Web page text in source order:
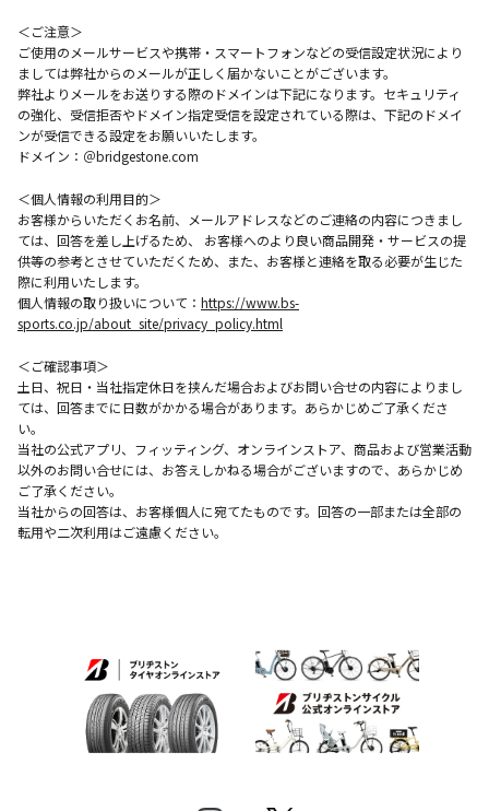
＜ご注意＞
ご使用のメールサービスや携帯・スマートフォンなどの受信設定状況により
ましては弊社からのメールが正しく届かないことがございます。
弊社よりメールをお送りする際のドメインは下記になります。セキュリティ
の強化、受信拒否やドメイン指定受信を設定されている際は、下記のドメイ
ンが受信できる設定をお願いいたします。
ドメイン：＠bridgestone.com
＜個人情報の利用目的＞
お客様からいただくお名前、メールアドレスなどのご連絡の内容につきまし
ては、回答を差し上げるため、 お客様へのより良い商品開発・サービスの提
供等の参考とさせていただくため、また、お客様と連絡を取る必要が生じた
際に利用いたします。
個人情報の取り扱いについて： https://www.bs-
sports.co.jp/about_site/privacy_policy.html
＜ご確認事項＞
土日、祝日・当社指定休日を挟んだ場合およびお問い合せの内容によりまし
ては、回答までに日数がかかる場合があります。あらかじめご了承くださ
い。
当社の公式アプリ、フィッティング、オンラインストア、商品および営業活動
以外のお問い合せには、お答えしかねる場合がございますので、あらかじめ
ご了承ください。
当社からの回答は、お客様個人に宛てたものです。回答の一部または全部の
転用や二次利用はご遠慮ください。